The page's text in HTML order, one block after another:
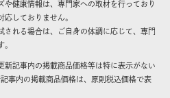
健康情報は、専門家への取材を行っており
しておりません。
される場合は、ご自身の体調に応じて、専門
新記事内の掲載商品価格等は特に表示がない
事内の掲載商品価格は、原則税込価格で表